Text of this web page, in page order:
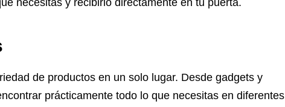
necesitas y recibirlo directamente en tu puerta.
de productos en un solo lugar. Desde gadgets y
prácticamente todo lo que necesitas en diferentes